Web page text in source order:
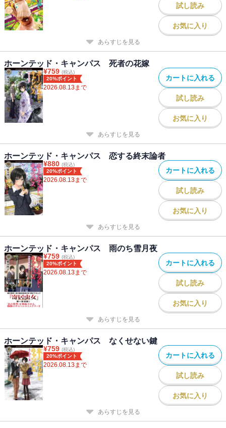
試し読み
お気に入り
あらすじを見る
ホーンテッド・キャンパス 死者の花嫁
¥759 (税込)
20%ポイント
2026.08.13まで
カートに入れる
試し読み
お気に入り
あらすじを見る
ホーンテッド・キャンパス 恋する終末論者
¥880 (税込)
20%ポイント
2026.08.13まで
カートに入れる
試し読み
お気に入り
あらすじを見る
ホーンテッド・キャンパス 雨のち雪月夜
¥759 (税込)
20%ポイント
2026.08.13まで
カートに入れる
試し読み
お気に入り
あらすじを見る
ホーンテッド・キャンパス なくせない鍵
¥759 (税込)
20%ポイント
2026.08.13まで
カートに入れる
試し読み
お気に入り
あらすじを見る